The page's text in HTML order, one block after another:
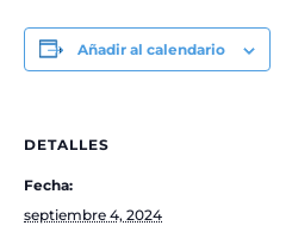
Añadir al calendario
DETALLES
Fecha:
septiembre 4, 2024